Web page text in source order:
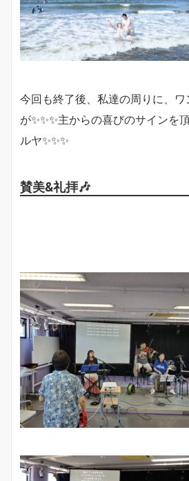
今回も終了後、私達の周りに、
が✨✨✨主からの喜びのサインを
ルヤ✨✨✨
賛美&礼拝🎶